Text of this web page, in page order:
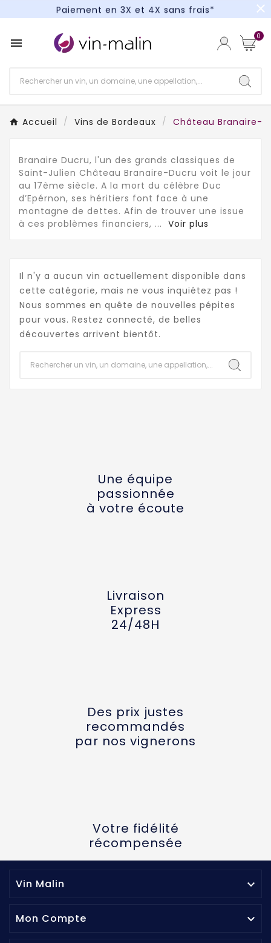
Paiement en 3X et 4X sans frais*
Paiement en 3X et 4X sans frais*
close
 0
Accueil Vins de Bordeaux Château Branaire-
Branaire Ducru, l'un des grands classiques de
Saint-Julien Château Branaire-Ducru voit le jour
au 17ème siècle. A la mort du célèbre Duc
d’Epérnon, ses héritiers font face à une
montagne de dettes. Afin de trouver une issue
à ces problèmes financiers, ... Voir plus
Il n'y a aucun vin actuellement disponible dans
cette catégorie, mais ne vous inquiétez pas !
Nous sommes en quête de nouvelles pépites
pour vous. Restez connecté, de belles
découvertes arrivent bientôt.
Une équipe
passionnée
à votre écoute
Livraison
Express
24/48H
Des prix justes
recommandés
par nos vignerons
Votre fidélité
récompensée
Vin Malin 
Mon Compte 